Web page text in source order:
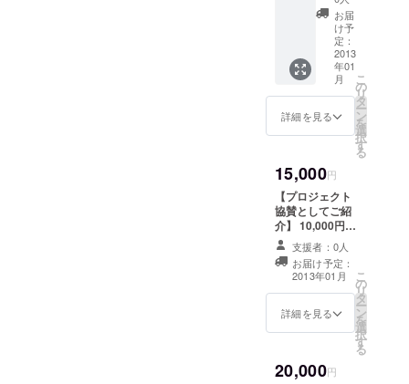
れ】
7,000円
のお返
し品＋
まつひ
ろ商店
の丸型
がまぐ
ち小銭
入れ
お届
け予
定：
2013
年01
月
詳細を見る
こ
の
リ
タ
ー
ン
を
選
択
す
る
15,000円
【プロジェクト
協賛としてご紹
介】 10,000円の
お返し品＋参加
者に配布する冊
子にスペシャル
サンクスとし
て、お名前（も
しくはニック
支援者：0人
お届け予定：
2013年01月
詳細を見る
こ
の
リ
タ
ー
ン
を
選
択
す
る
20,000円